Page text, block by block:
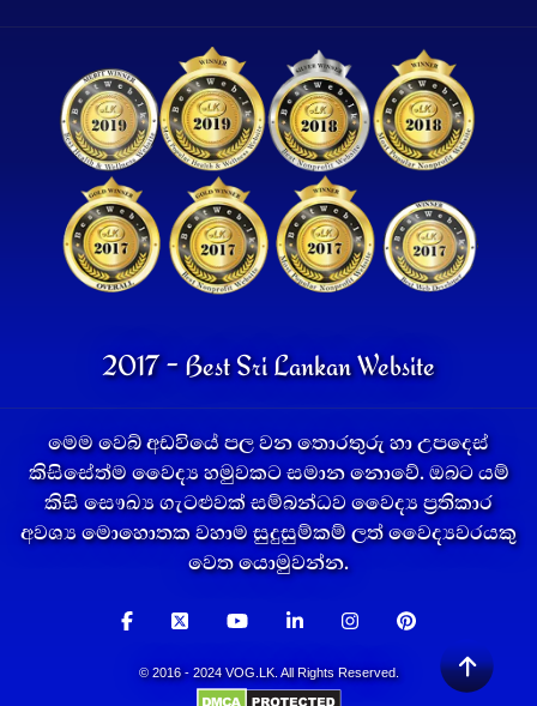
2017 - Best Sri Lankan Website
මෙම වෙබ් අඩවියේ පල වන තොරතුරු හා උපදෙස්
කිසිසේත්ම වෛද්‍ය හමුවකට සමාන නොවේ. ඔබට යම්
කිසි සෞඛ්‍ය ගැටළුවක් සම්බන්ධව වෛද්‍ය ප්‍රතිකාර
අවශ්‍ය මොහොතක වහාම සුදුසුම්කම් ලත් වෛද්‍යවරයකු
වෙත යොමුවන්න.
© 2016 - 2024 VOG.LK. All Rights Reserved.